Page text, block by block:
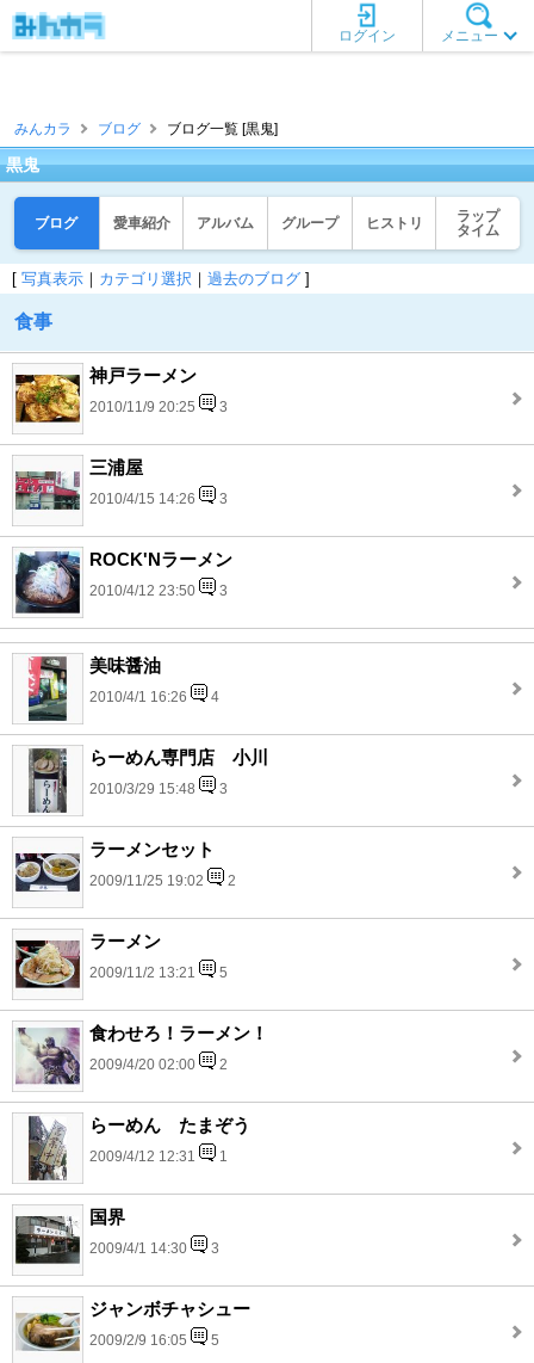
メニュー
ログイン
みんカラ ブログ ブログ一覧 [黒鬼]
黒鬼
ブログ 愛車紹介 アルバム グループ ヒストリ
ラップ
タイム
[ 写真表示 ｜ カテゴリ選択 ｜ 過去のブログ ]
食事
神戸ラーメン
2010/11/9 20:25 3
三浦屋
2010/4/15 14:26 3
ROCK'Nラーメン
2010/4/12 23:50 3
美味醤油
2010/4/1 16:26 4
らーめん専門店 小川
2010/3/29 15:48 3
ラーメンセット
2009/11/25 19:02 2
ラーメン
2009/11/2 13:21 5
食わせろ！ラーメン！
2009/4/20 02:00 2
らーめん たまぞう
2009/4/12 12:31 1
国界
2009/4/1 14:30 3
ジャンボチャシュー
2009/2/9 16:05 5